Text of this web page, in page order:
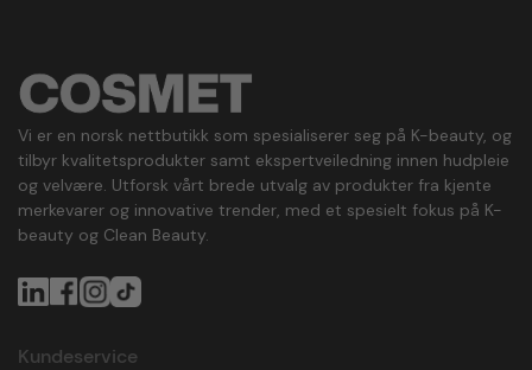
Vi er en norsk nettbutikk som spesialiserer seg på K-beauty, og
tilbyr kvalitetsprodukter samt ekspertveiledning innen hudpleie
og velvære. Utforsk vårt brede utvalg av produkter fra kjente
merkevarer og innovative trender, med et spesielt fokus på K-
beauty og Clean Beauty.
Kundeservice